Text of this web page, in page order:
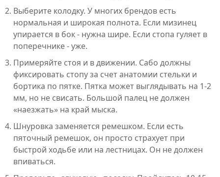
Выберите колодку. У многих брендов есть
нормальная и широкая полнота. Если мизинец
упирается в бок - нужна шире. Если стопа гуляет в
поперечнике - уже.
Примеряйте стоя и в движении. Сабо должны
фиксировать стопу за счет анатомии стельки и
бортика по пятке. Пятка может выглядывать на 1-2
мм, но не свисать. Большой палец не должен
«наезжать» на край мыска.
Шнуровка заменяется ремешком. Если есть
пяточный ремешок, он просто страхует при
быстрой ходьбе или на лестницах. Он не должен
впиваться.